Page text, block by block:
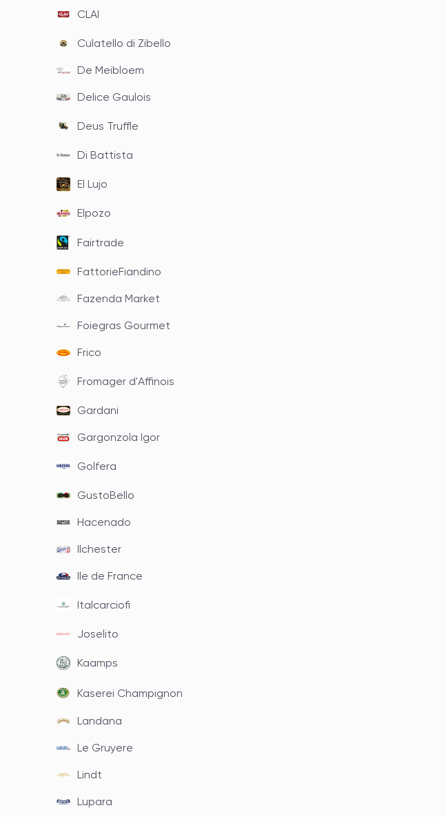
CLAI
Culatello di Zibello
De Meibloem
Delice Gaulois
Deus Truffle
Di Battista
El Lujo
Elpozo
Fairtrade
FattorieFiandino
Fazenda Market
Foiegras Gourmet
Frico
Fromager d'Affinois
Gardani
Gargonzola Igor
Golfera
GustoBello
Hacenado
Ilchester
Ile de France
Italcarciofi
Joselito
Kaamps
Kaserei Champignon
Landana
Le Gruyere
Lindt
Lupara